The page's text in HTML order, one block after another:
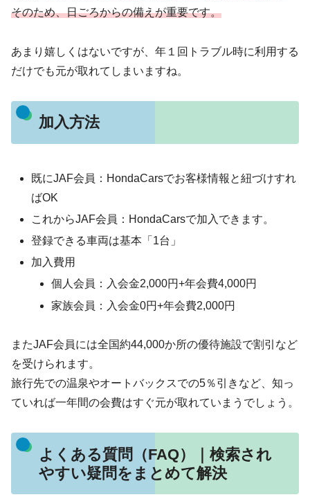
そのため、日ごろからの備えが重要です。
あまり嬉しくはないですが、年１回トラブル時に利用する
だけでも元が取れてしまいますね。
加入方法
既にJAF会員：HondaCarsでお客様情報と紐づけすれ
ばOK
これからJAF会員：HondaCarsで加入できます。
登録できる車両は基本「1台」
加入費用
個人会員：入会金2,000円+年会費4,000円
家族会員：入会金0円+年会費2,000円
またJAF会員には全国約44,000か所の優待施設で割引など
を受けられます。
旅行先での温泉やオートバックスでの5％引きなど、知っ
ていれば一年間の会費はすぐ元が取れていまうでしょう。
よくある質問（FAQ）｜検索され
やすい疑問をまとめて解決